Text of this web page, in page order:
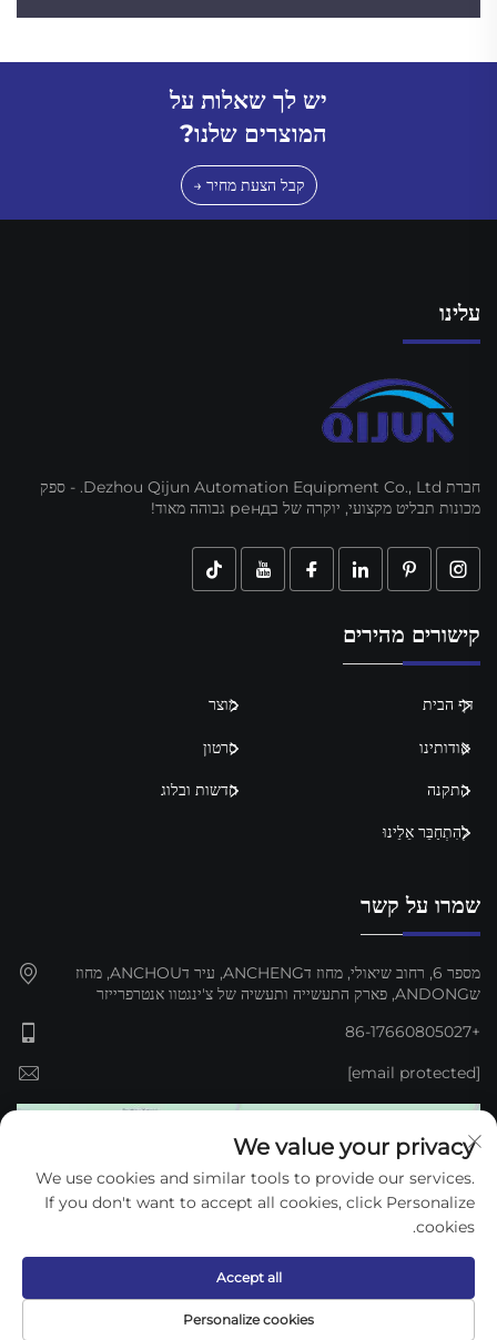
יש לך שאלות על
המוצרים שלנו?
קבל הצעת מחיר →
עלינו
חברת Dezhou Qijun Automation Equipment Co., Ltd. - ספק
מכונות תבליט מקצועי, יוקרה של בренд גבוהה מאוד!
קישורים מהירים
דף הבית מוצר
אודותינו סרטון
התקנה חדשות ובלוג
לְהִתְחַבֵּר אֵלֵינוּ
שמרו על קשר
מספר 6, רחוב שיאולי, מחוז דANCHENG, עיר דANCHOU, מחוז
שANDONG, פארק התעשייה ותעשיה של צ'ינגטוו אנטרפרייזר
+86-17660805027
[email protected]
כל הזכויותים © 2025 דז'וу קיג'ון אוטומציה EQUIPMENT Co., Ltd. —
מדיניות הפרטיות
We value your privacy
We use cookies and similar tools to provide our services.
If you don't want to accept all cookies, click Personalize
cookies.
Personalize cookies
Accept all